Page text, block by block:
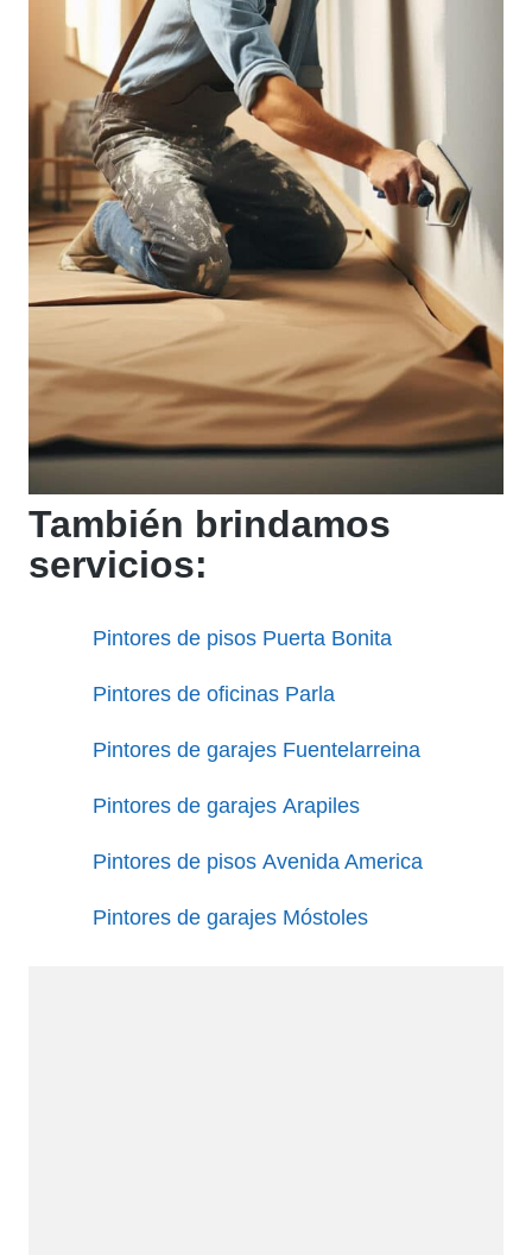
También brindamos
servicios:
Pintores de pisos Puerta Bonita
Pintores de oficinas Parla
Pintores de garajes Fuentelarreina
Pintores de garajes Arapiles
Pintores de pisos Avenida America
Pintores de garajes Móstoles